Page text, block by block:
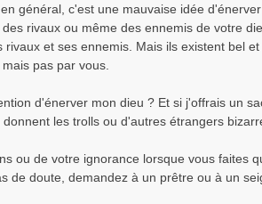
général, c'est une mauvaise idée
rivaux ou même des ennemis de votre
et ses ennemis. Mais ils existent bel
pas par vous.
d'énerver mon dieu ? Et si j'offrais un
les trolls ou d'autres étrangers
ou de votre ignorance lorsque vous faites
de doute, demandez à un prêtre ou à un